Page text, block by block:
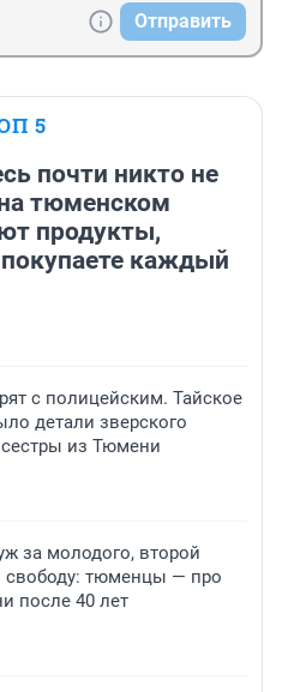
Отправить
5
почти никто не
тюменском
продукты,
каждый
с полицейским. Тайское
детали зверского
сестры из Тюмени
за молодого, второй
свободу: тюменцы — про
после 40 лет